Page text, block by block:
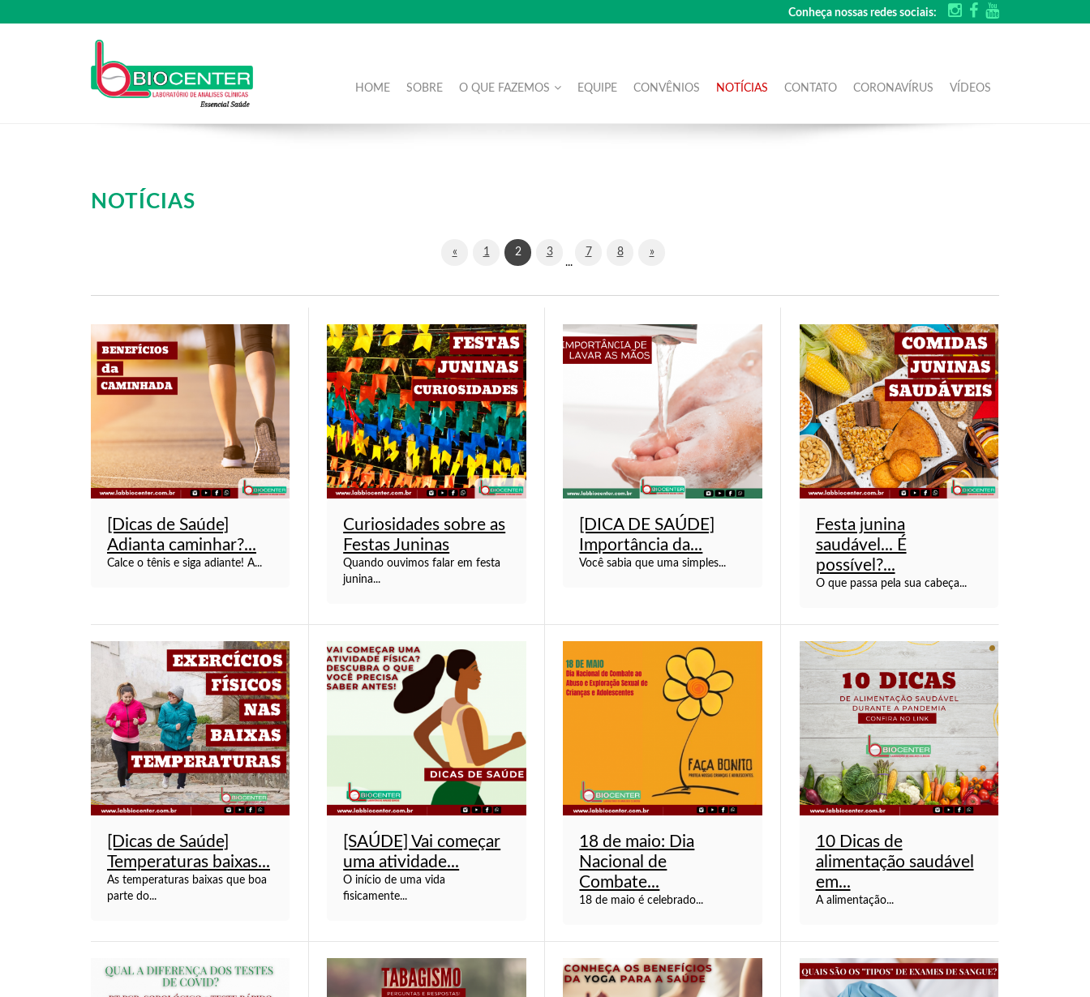
Conheça nossas redes sociais:
HOME SOBRE O QUE FAZEMOS EQUIPE CONVÊNIOS NOTÍCIAS CONTATO CORONAVÍRUS VÍDEOS
NOTÍCIAS
« 1 2
3
...
7 8 »
[Dicas de Saúde]
Adianta caminhar?...
Calce o tênis e siga adiante! A...
Curiosidades sobre as
Festas Juninas
Quando ouvimos falar em festa
junina...
[DICA DE SAÚDE]
Importância da...
Você sabia que uma simples...
Festa junina
saudável... É
possível?...
O que passa pela sua cabeça...
[Dicas de Saúde]
Temperaturas baixas...
As temperaturas baixas que boa
parte do...
[SAÚDE] Vai começar
uma atividade...
O início de uma vida
fisicamente...
18 de maio: Dia
Nacional de
Combate...
18 de maio é celebrado...
10 Dicas de
alimentação saudável
em...
A alimentação...